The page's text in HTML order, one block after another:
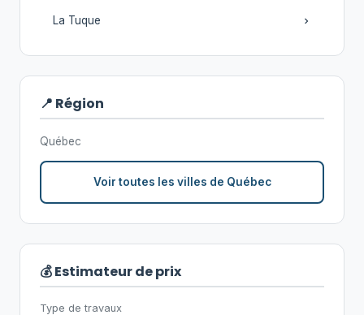
La Tuque
📍 Région
Québec
Voir toutes les villes de Québec
💰 Estimateur de prix
Type de travaux